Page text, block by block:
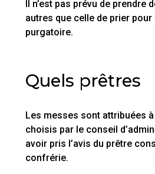
Il n’est pas prévu de prendre
autres que celle de prier pour
purgatoire.
Quels prêtres
Les messes sont attribuées
choisis par le conseil
avoir pris l’avis du prêtre
confrérie.